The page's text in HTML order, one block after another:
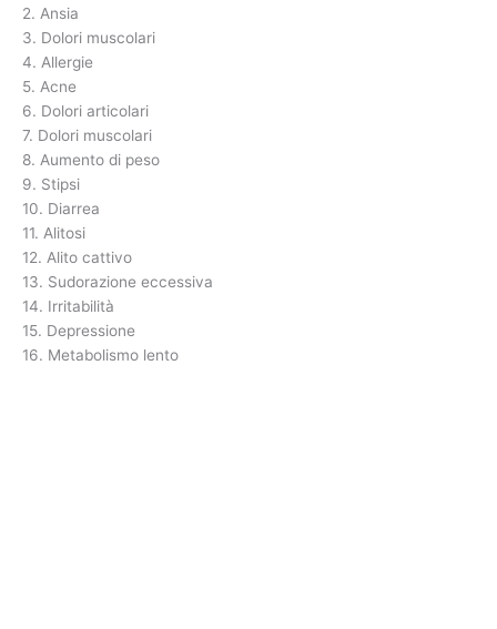
2. Ansia
3. Dolori muscolari
4. Allergie
5. Acne
6. Dolori articolari
7. Dolori muscolari
8. Aumento di peso
9. Stipsi
10. Diarrea
11. Alitosi
12. Alito cattivo
13. Sudorazione eccessiva
14. Irritabilità
15. Depressione
16. Metabolismo lento